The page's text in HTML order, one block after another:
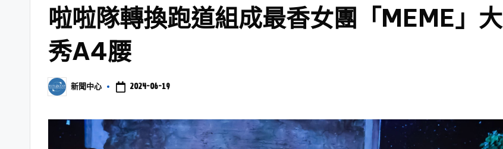
啦啦隊轉換跑道組成最香女團「MEME」大
秀A4腰
新聞中心 2024-06-19